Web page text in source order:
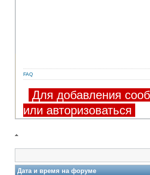
FAQ
Для добавления
или авторизоваться
Дата и время на форуме